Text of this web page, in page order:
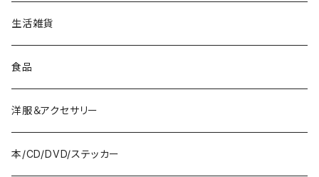
Drinks
Bath&Body
Vapes
Surfboards
Wetsuits
Fins
Accessories
生活雑貨
食品
洋服＆アクセサリー
本/CD/DVD/ステッカー